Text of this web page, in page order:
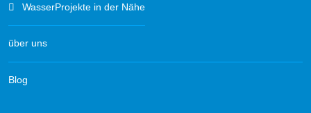
WasserProjekte in der Nähe
über uns
Blog